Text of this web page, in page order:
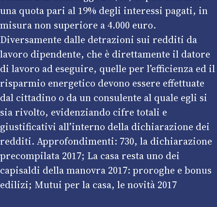
una quota pari al 19% degli interessi pagati, in
misura non superiore a 4.000 euro.
Diversamente dalle detrazioni sui redditi da
lavoro dipendente, che è direttamente il datore
di lavoro ad eseguire, quelle per l’efficienza ed il
risparmio energetico devono essere effettuate
dal cittadino o da un consulente al quale egli si
sia rivolto, evidenziando cifre totali e
giustificativi all’interno della dichiarazione dei
redditi. Approfondimenti: 730, la dichiarazione
precompilata 2017; La casa resta uno dei
capisaldi della manovra 2017: proroghe e bonus
edilizi; Mutui per la casa, le novità 2017